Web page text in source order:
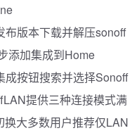
布版本下载并解压sonoff
添加集成到Home
按钮搜索并选择Sonoff
提供三种连接模式满
大多数用户推荐仅LAN